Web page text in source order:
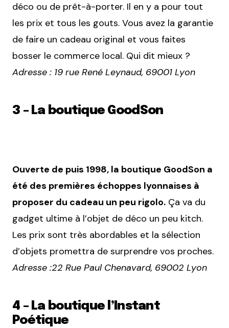
déco ou de prêt-à-porter. Il en y a pour tout
les prix et tous les gouts. Vous avez la garantie
de faire un cadeau original et vous faites
bosser le commerce local. Qui dit mieux ?
Adresse : 19 rue René Leynaud, 69001 Lyon
3 – La boutique GoodSon
Ouverte de puis 1998, la boutique GoodSon a
été des premières échoppes lyonnaises à
proposer du cadeau un peu rigolo. Ça va du
gadget ultime à l’objet de déco un peu kitch.
Les prix sont très abordables et la sélection
d’objets promettra de surprendre vos proches.
Adresse :22 Rue Paul Chenavard, 69002 Lyon
4 – La boutique l’Instant
Poétique